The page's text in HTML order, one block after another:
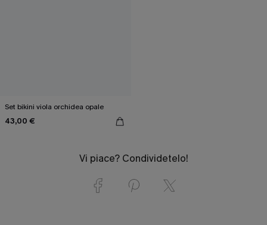
Set bikini viola orchidea opale
43,00 €
Vi piace? Condividetelo!